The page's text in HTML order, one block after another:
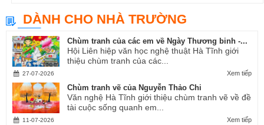
DÀNH CHO NHÀ TRƯỜNG
Chùm tranh của các em về Ngày Thương binh -...
Hội Liên hiệp văn học nghệ thuật Hà Tĩnh giới
thiệu chùm tranh của các...
Xem tiếp
27-07-2026
Chùm tranh vẽ của Nguyễn Thảo Chi
Văn nghệ Hà Tĩnh giới thiệu chùm tranh vẽ về đề
tài cuộc sống quanh em...
Xem tiếp
11-07-2026